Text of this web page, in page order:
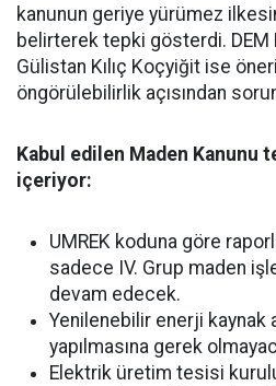
kanunun geriye yürümez
belirterek tepki gösterdi. DEM
Gülistan Kılıç Koçyiğit ise
öngörülebilirlik açısından
Kabul edilen Maden Kanunu
içeriyor:
UMREK koduna göre
sadece IV. Grup maden
devam edecek.
Yenilenebilir enerji kaynak
yapılmasına gerek
Elektrik üretim tesisi